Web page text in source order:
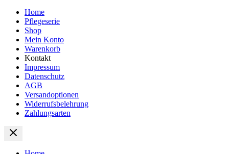
Home
Pflegeserie
Shop
Mein Konto
Warenkorb
Kontakt
Impressum
Datenschutz
AGB
Versandoptionen
Widerrufsbelehrung
Zahlungsarten